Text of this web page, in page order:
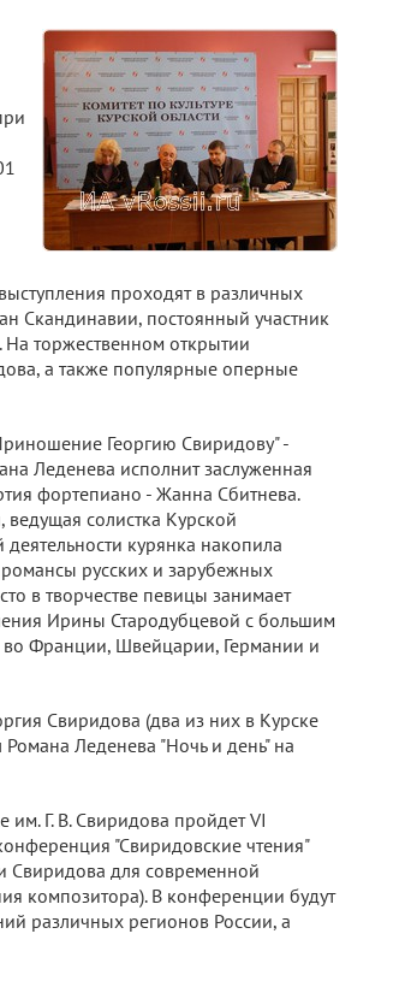
проходят в различных
Скандинавии, постоянный участник
торжественном открытии
а также популярные оперные
Георгию Свиридову" -
Леденева исполнит заслуженная
фортепиано - Жанна Сбитнева.
ведущая солистка Курской
курянка накопила
русских и зарубежных
в творчестве певицы занимает
Ирины Стародубцевой с большим
во Франции, Швейцарии, Германии и
Свиридова (два из них в Курске
Леденева "Ночь и день" на
Г. В. Свиридова пройдет VI
"Свиридовские чтения"
Свиридова для современной
композитора). В конференции будут
различных регионов России, а